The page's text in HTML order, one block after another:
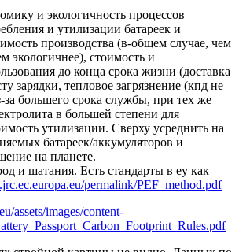
и экологичность процессов
и утилизации батареек и
производства (в-общем случае, чем
экологичнее), стоимость и
до конца срока жизни (доставка
зарядки, тепловое загрязнение (кпд не
большего срока службы, при тех же
в большей степени для
утилизации. Сверху усреднить на
батареек/аккумуляторов и
на планете.
и шатания. Есть стандарты в еу как
permalink/PEF_method.pdf
assets/images/content-